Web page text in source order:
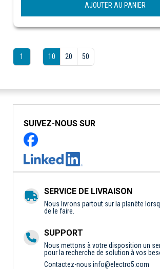
AJOUTER AU PANIER
1 10 20 50
SUIVEZ-NOUS SUR
SERVICE DE LIVRAISON
Nous livrons partout sur la planète
de le faire.
SUPPORT
Nous mettons à votre disposition un
pour la recherche de solution à vos
Contactez-nous info@electro5.com